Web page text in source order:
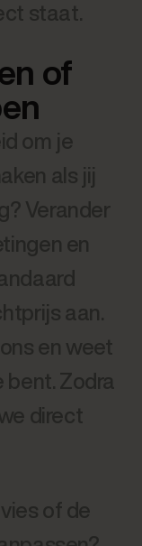
staat.
of
om je
als jij
Verander
en
aan.
en weet
bent. Zodra
direct
of de